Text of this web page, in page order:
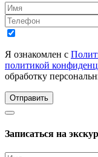
Я ознакомлен с
политикой
обработку
Отправить
Записаться на